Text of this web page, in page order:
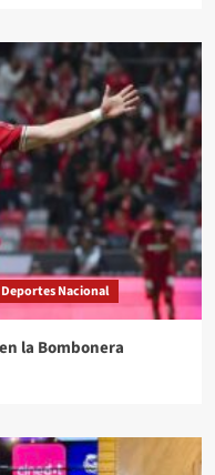
Deportes Nacional
la Bombonera